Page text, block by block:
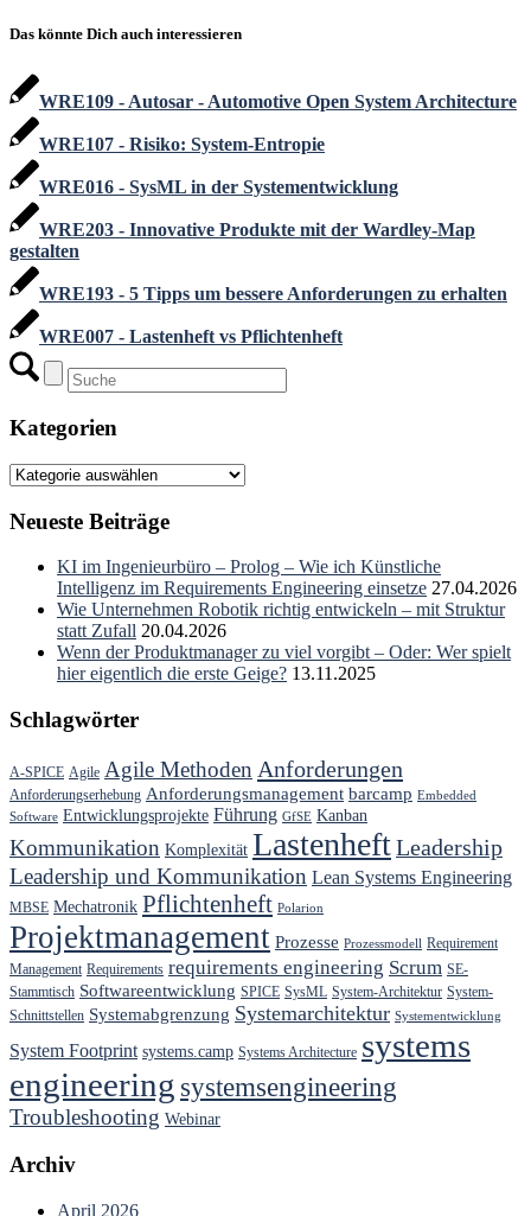
Das könnte Dich auch interessieren
WRE109 - Autosar - Automotive Open System Architecture
WRE107 - Risiko: System-Entropie
WRE016 - SysML in der Systementwicklung
WRE203 - Innovative Produkte mit der Wardley-Map
gestalten
WRE193 - 5 Tipps um bessere Anforderungen zu erhalten
WRE007 - Lastenheft vs Pflichtenheft
Kategorien
Kategorien
Neueste Beiträge
KI im Ingenieurbüro – Prolog – Wie ich Künstliche
Intelligenz im Requirements Engineering einsetze 27.04.2026
Wie Unternehmen Robotik richtig entwickeln – mit Struktur
statt Zufall 20.04.2026
Wenn der Produktmanager zu viel vorgibt – Oder: Wer spielt
hier eigentlich die erste Geige? 13.11.2025
Schlagwörter
A-SPICE Agile Agile Methoden Anforderungen
Anforderungserhebung Anforderungsmanagement barcamp Embedded
Software Entwicklungsprojekte Führung GfSE Kanban
Kommunikation Komplexität LastenheftLeadership
Leadership und Kommunikation Lean Systems Engineering
MBSE Mechatronik Pflichtenheft Polarion
Projektmanagement Prozesse Prozessmodell Requirement
Management Requirements requirements engineering Scrum SE-
Stammtisch Softwareentwicklung SPICE SysML System-Architektur System-
Schnittstellen Systemabgrenzung Systemarchitektur Systementwicklung
System Footprint systems.camp Systems Architecture systems
engineering systemsengineering
Troubleshooting Webinar
Archiv
April 2026